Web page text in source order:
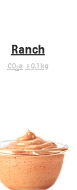
Ranch
CO2e < 0,1 kg